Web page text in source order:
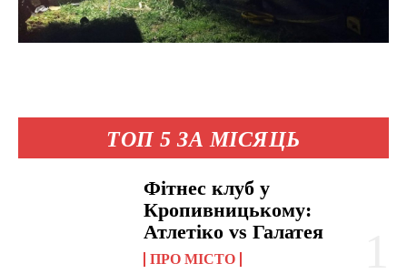
ТОП 5 ЗА МІСЯЦЬ
Фітнес клуб у
Кропивницькому:
Атлетіко vs Галатея
ПРО МІСТО